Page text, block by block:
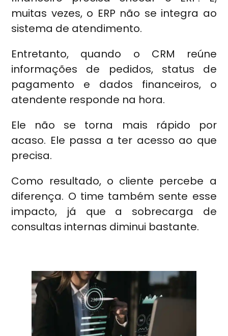
muitas vezes, o ERP não se integra ao
sistema de atendimento.
Entretanto, quando o CRM reúne
informações de pedidos, status de
pagamento e dados financeiros, o
atendente responde na hora.
Ele não se torna mais rápido por
acaso. Ele passa a ter acesso ao que
precisa.
Como resultado, o cliente percebe a
diferença. O time também sente esse
impacto, já que a sobrecarga de
consultas internas diminui bastante.